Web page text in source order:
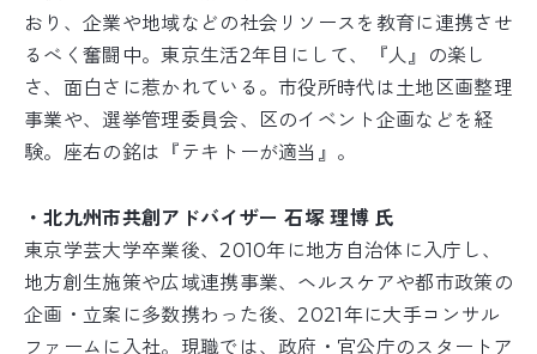
おり、企業や地域などの社会リソースを教育に連携させ
るべく奮闘中。東京生活2年目にして、『人』の楽し
さ、面白さに惹かれている。市役所時代は土地区画整理
事業や、選挙管理委員会、区のイベント企画などを経
験。座右の銘は『テキトーが適当』。
・北九州市共創アドバイザー 石塚 理博 氏
東京学芸大学卒業後、2010年に地方自治体に入庁し、
地方創生施策や広域連携事業、ヘルスケアや都市政策の
企画・立案に多数携わった後、2021年に大手コンサル
ファームに入社。現職では、政府・官公庁のスタートア